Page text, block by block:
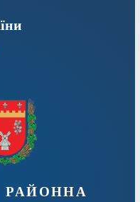
районна